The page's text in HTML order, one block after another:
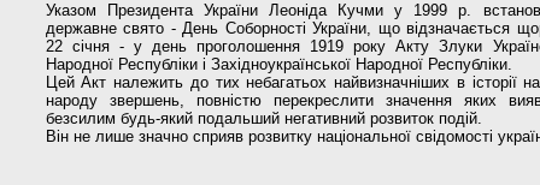
Указом Президента України Леоніда Кучми у 1999 р.
державне свято - День Соборності України, що відзначається
22 січня - у день проголошення 1919 року Акту Злуки
Народної Республіки і Західноукраїнської Народної Республіки.
Цей Акт належить до тих небагатьох найвизначніших в історії
народу звершень, повністю перекреслити значення яких
безсилим будь-який подальший негативний розвиток подій.
Він не лише значно сприяв розвитку національної свідомості